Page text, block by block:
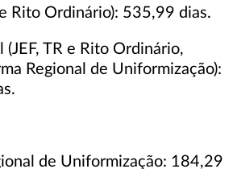
Rito Ordinário): 535,99 dias.
(JEF, TR e Rito Ordinário,
Regional de Uniformização):
de Uniformização: 184,29